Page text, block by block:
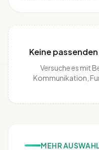
Keine
Versuche es mit
Kommunikation,
MEHR AUSWAHL